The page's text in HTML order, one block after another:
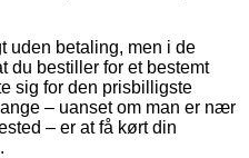
uden betaling, men i de
bestiller for et bestemt
sig for den prisbilligste
– uanset om man er nær
– er at få kørt din